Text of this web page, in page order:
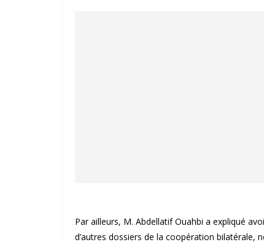
Par ailleurs, M. Abdellatif Ouahbi a expliqué
d’autres dossiers de la coopération